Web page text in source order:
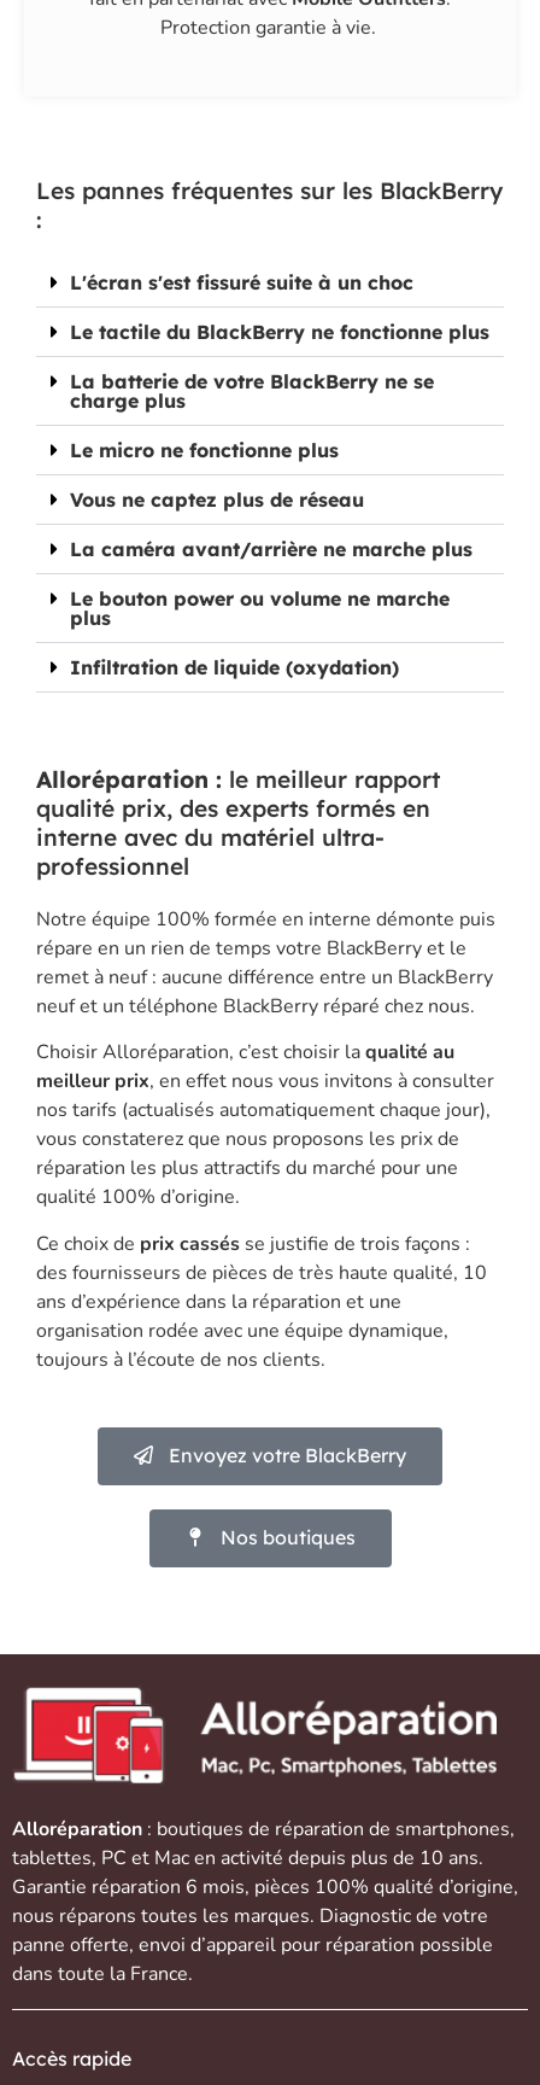
Protection garantie à vie.
Les pannes fréquentes sur les BlackBerry
:
L'écran s'est fissuré suite à un choc
Le tactile du BlackBerry ne fonctionne plus
La batterie de votre BlackBerry ne se
charge plus
Le micro ne fonctionne plus
Vous ne captez plus de réseau
La caméra avant/arrière ne marche plus
Le bouton power ou volume ne marche
plus
Infiltration de liquide (oxydation)
Alloréparation : le meilleur rapport
qualité prix, des experts formés en
interne avec du matériel ultra-
professionnel
Notre équipe 100% formée en interne démonte puis
répare en un rien de temps votre BlackBerry et le
remet à neuf : aucune différence entre un BlackBerry
neuf et un téléphone BlackBerry réparé chez nous.
Choisir Alloréparation, c’est choisir laqualité au
meilleur prix, en effet nous vous invitons à consulter
nos tarifs (actualisés automatiquement chaque jour),
vous constaterez que nous proposons les prix de
réparation les plus attractifs du marché pour une
qualité 100% d’origine.
Ce choix de prix cassés se justifie de trois façons :
des fournisseurs de pièces de très haute qualité, 10
ans d’expérience dans la réparation et une
organisation rodée avec une équipe dynamique,
toujours à l’écoute de nos clients.
Envoyez votre BlackBerry
Nos boutiques
Alloréparation : boutiques de réparation de smartphones,
tablettes, PC et Macen activité depuis plus de 10 ans.
Garantie réparation 6 mois, pièces 100% qualité d’origine,
nous réparons toutes les marques. Diagnostic de votre
panne offerte, envoi d’appareil pour réparation possible
dans toute la France.
Accès rapide